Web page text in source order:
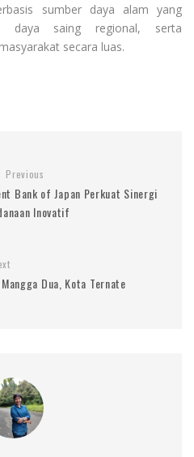
sumber daya alam yang
daya saing regional, serta
secara luas.
Previous
Bank of Japan Perkuat Sinergi
Inovatif
Dua, Kota Ternate